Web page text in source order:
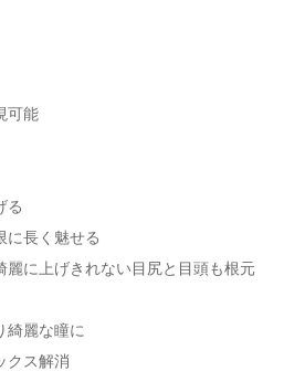
可能
る
に長く魅せる
麗に上げきれない目尻と目頭も根元
綺麗な瞳に
クス解消